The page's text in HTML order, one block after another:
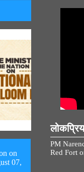
on
07,
PM
Red Fort